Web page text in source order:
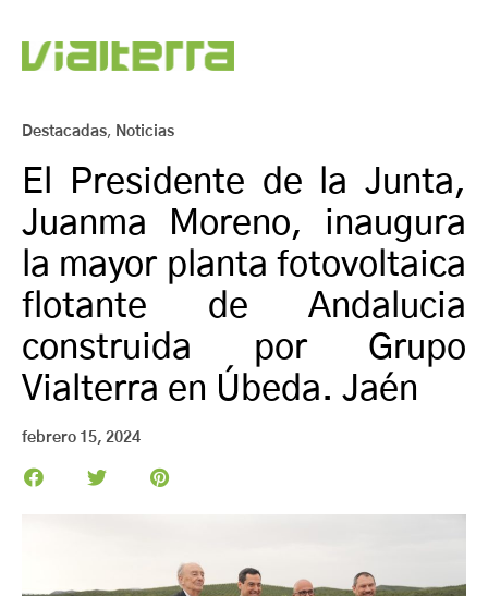
Destacadas, Noticias
El Presidente de la Junta,
Juanma Moreno, inaugura
la mayor planta fotovoltaica
flotante de Andalucia
construida por Grupo
Vialterra en Úbeda. Jaén
febrero 15, 2024